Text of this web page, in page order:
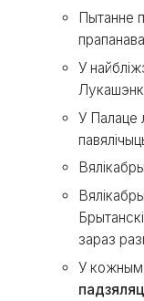
Пытанне
У
У Палаце
зараз
У кожным